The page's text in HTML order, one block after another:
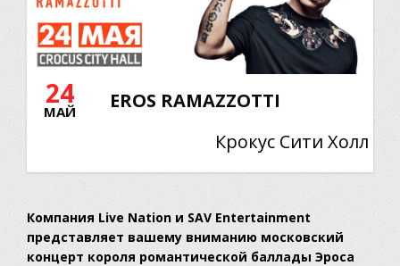
24
МАЙ
EROS RAMAZZOTTI
Крокус Сити Холл
Компания Live Nation и SAV Entertainment
представляет вашему вниманию московский
концерт короля романтической баллады Эроса